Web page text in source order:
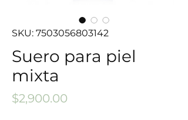
SKU: 7503056803142
Suero para piel
mixta
$2,900.00